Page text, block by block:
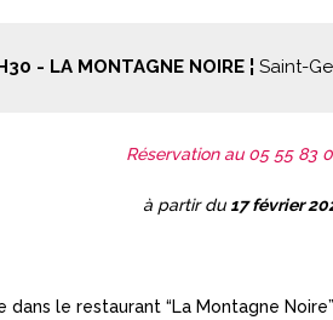
- LA MONTAGNE NOIRE ¦ Saint-
Réservation au 05 55 83
à partir du 17 février
dans le restaurant “La Montagne